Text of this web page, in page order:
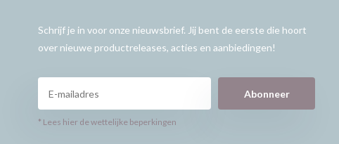
Schrijf je in voor onze nieuwsbrief. Jij bent de eerste die hoort
over nieuwe productreleases, acties en aanbiedingen!
Abonneer
* Lees hier de wettelijke beperkingen